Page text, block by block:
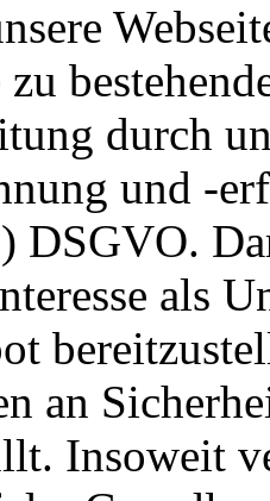
durch
und -
DSGVO.
als
an
Insoweit